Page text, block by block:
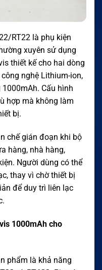
RT22 là phụ kiện
xuyên sử dụng
thiết kế cho hai dòng
nghệ Lithium-ion,
Cấu hình
hợp mà không làm
bị.
chế gián đoạn khi bộ
hàng, nhà hàng,
Người dùng có thể
thay vì chờ thiết bị
để duy trì liên lạc
1000mAh cho
phẩm là khả năng